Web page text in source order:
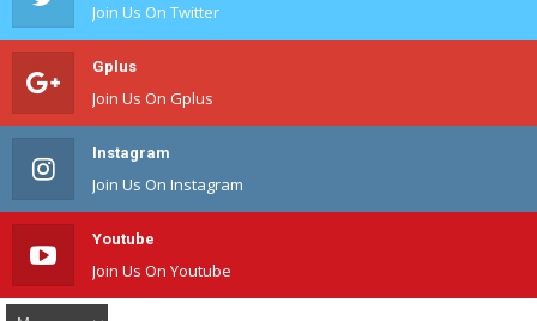
Join Us On Twitter
Gplus
Join Us On Gplus
Instagram
Join Us On Instagram
Youtube
Join Us On Youtube